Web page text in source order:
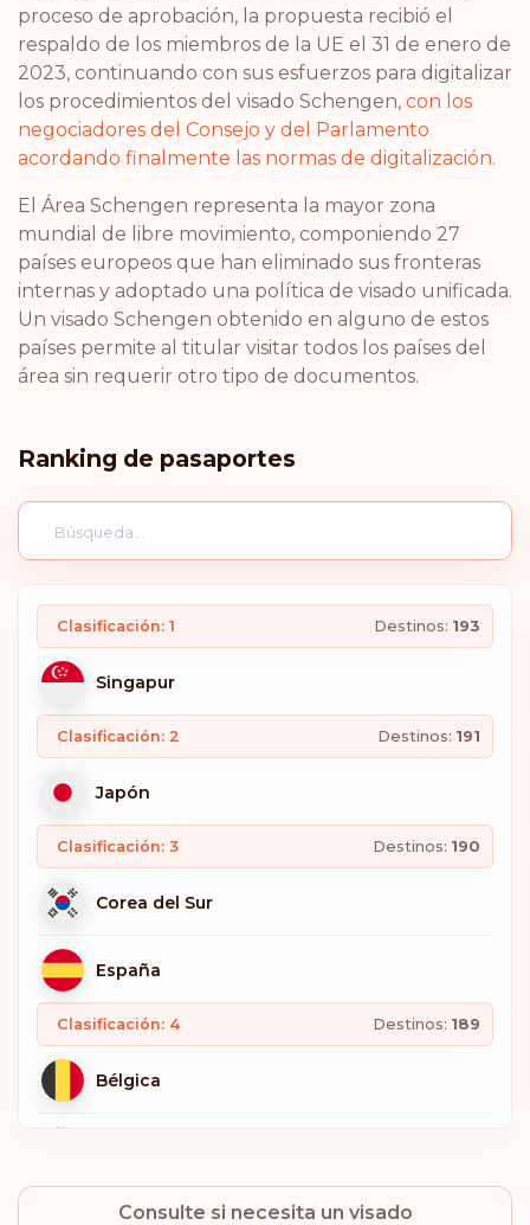
proceso de aprobación, la propuesta recibió el
respaldo de los miembros de la UE el 31 de enero de
2023, continuando con sus esfuerzos para digitalizar
los procedimientos del visado Schengen, con los
negociadores del Consejo y del Parlamento
acordando finalmente las normas de digitalización.
El Área Schengen representa la mayor zona
mundial de libre movimiento, componiendo 27
países europeos que han eliminado sus fronteras
internas y adoptado una política de visado unificada.
Un visado Schengen obtenido en alguno de estos
países permite al titular visitar todos los países del
área sin requerir otro tipo de documentos.
Ranking de pasaportes
Clasificación: 1 Destinos: 193
Singapur
Clasificación: 2 Destinos: 191
Japón
Clasificación: 3 Destinos: 190
Corea del Sur
España
Clasificación: 4 Destinos: 189
Bélgica
Alemania
Consulte si necesita un visado